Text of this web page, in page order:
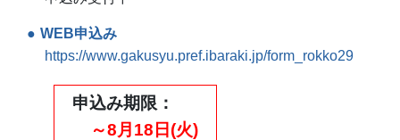
WEB申込み
https://www.gakusyu.pref.ibaraki.jp/form_rokko29
申込み期限
～8月18日(火)